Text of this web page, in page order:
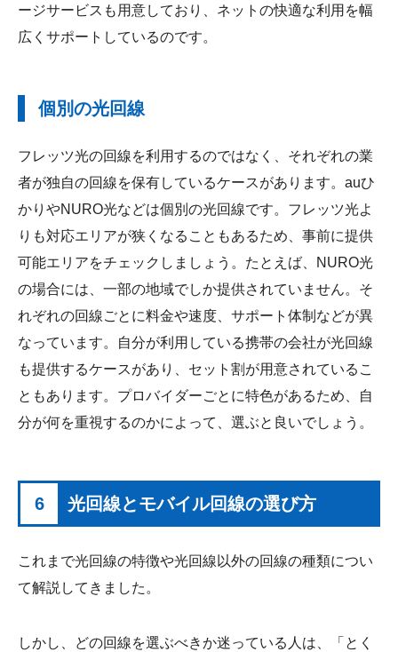
ージサービスも用意しており、ネットの快適な利用を幅
広くサポートしているのです。
個別の光回線
フレッツ光の回線を利用するのではなく、それぞれの業
者が独自の回線を保有しているケースがあります。auひ
かりやNURO光などは個別の光回線です。フレッツ光よ
りも対応エリアが狭くなることもあるため、事前に提供
可能エリアをチェックしましょう。たとえば、NURO光
の場合には、一部の地域でしか提供されていません。そ
れぞれの回線ごとに料金や速度、サポート体制などが異
なっています。自分が利用している携帯の会社が光回線
も提供するケースがあり、セット割が用意されているこ
ともあります。プロバイダーごとに特色があるため、自
分が何を重視するのかによって、選ぶと良いでしょう。
6 光回線とモバイル回線の選び方
これまで光回線の特徴や光回線以外の回線の種類につい
て解説してきました。
しかし、どの回線を選ぶべきか迷っている人は、「とく